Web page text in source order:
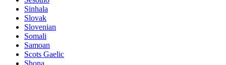
Sinhala
Slovak
Slovenian
Somali
Samoan
Scots Gaelic
Shona